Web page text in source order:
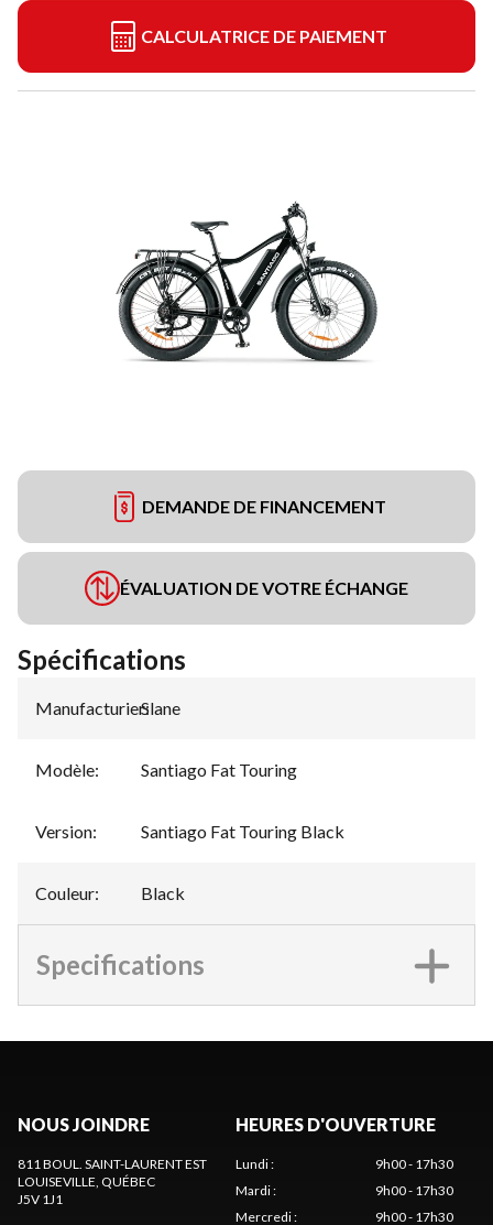
CALCULATRICE DE PAIEMENT
DEMANDE DE FINANCEMENT
ÉVALUATION DE VOTRE ÉCHANGE
Spécifications
Manufacturier:
Slane
Modèle: Santiago Fat Touring
Version: Santiago Fat Touring Black
Couleur: Black
Specifications
NOUS JOINDRE
811 BOUL. SAINT-LAURENT EST
LOUISEVILLE, QUÉBEC
J5V 1J1
HEURES D'OUVERTURE
Lundi:
9h00 - 17h30
Mardi:
9h00 - 17h30
Mercredi: 9h00 - 17h30